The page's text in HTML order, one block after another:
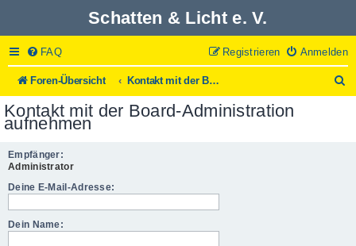
Schatten & Licht e. V.
FAQ Anmelden
Registrieren
Foren-Übersicht Kontakt mit der Board-Administration aufnehmen
u
Kontakt mit der Board-Administration
aufnehmen
Empfänger:
Administrator
Deine E-Mail-Adresse:
Dein Name: